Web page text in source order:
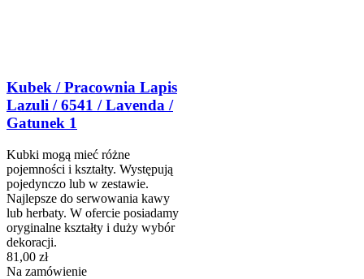
Kubek / Pracownia Lapis
Lazuli / 6541 / Lavenda /
Gatunek 1
Kubki mogą mieć różne
pojemności i kształty. Występują
pojedynczo lub w zestawie.
Najlepsze do serwowania kawy
lub herbaty. W ofercie posiadamy
oryginalne kształty i duży wybór
dekoracji.
81,00 zł
Na zamówienie